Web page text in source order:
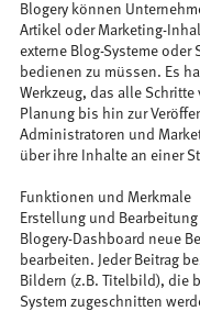
Blogery können
Artikel oder Marketing-
externe Blog-Systeme oder
bedienen zu müssen. Es
Werkzeug, das alle
Planung bis hin zur
Administratoren und
über ihre Inhalte an einer
Funktionen und Merkmale
Erstellung und
Blogery-Dashboard neue
bearbeiten. Jeder Beitrag
Bildern (z.B. Titelbild), die
System zugeschnitten